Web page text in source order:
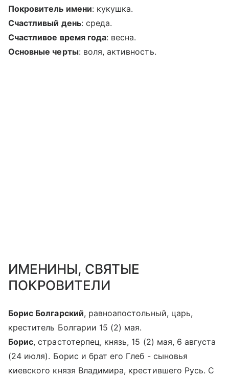
Покровитель имени: кукушка.
Счастливый день: среда.
Счастливое время года: весна.
Основные черты: воля, активность.
ИМЕНИНЫ, СВЯТЫЕ
ПОКРОВИТЕЛИ
Борис Болгарский, равноапостольный, царь,
креститель Болгарии 15 (2) мая.
Борис, страстотерпец, князь, 15 (2) мая, 6 августа
(24 июля). Борис и брат его Глеб - сыновья
киевского князя Владимира, крестившего Русь. С